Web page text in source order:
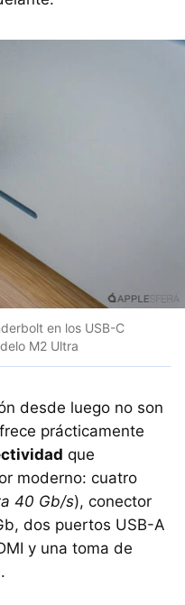
en los USB-C
M2 Ultra
desde luego no son
prácticamente
que
moderno: cuatro
40 Gb/s), conector
dos puertos USB-A
y una toma de